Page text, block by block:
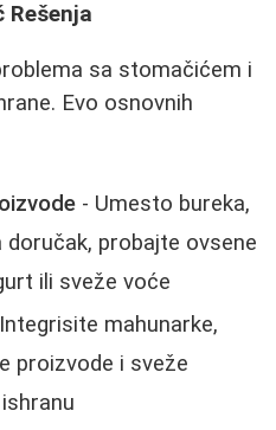
Rešenja
sa stomačićem i
Evo osnovnih
- Umesto bureka,
probajte ovsene
ili sveže voće
mahunarke,
proizvode i sveže